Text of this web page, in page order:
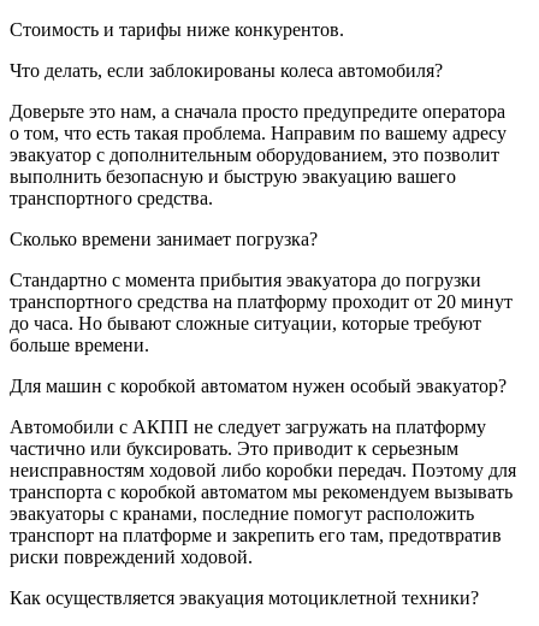
Стоимость и тарифы ниже конкурентов.
Что делать, если заблокированы колеса автомобиля?
Доверьте это нам, а сначала просто предупредите оператора
о том, что есть такая проблема. Направим по вашему адресу
эвакуатор с дополнительным оборудованием, это позволит
выполнить безопасную и быструю эвакуацию вашего
транспортного средства.
Сколько времени занимает погрузка?
Стандартно с момента прибытия эвакуатора до погрузки
транспортного средства на платформу проходит от 20 минут
до часа. Но бывают сложные ситуации, которые требуют
больше времени.
Для машин с коробкой автоматом нужен особый эвакуатор?
Автомобили с АКПП не следует загружать на платформу
частично или буксировать. Это приводит к серьезным
неисправностям ходовой либо коробки передач. Поэтому для
транспорта с коробкой автоматом мы рекомендуем вызывать
эвакуаторы с кранами, последние помогут расположить
транспорт на платформе и закрепить его там, предотвратив
риски повреждений ходовой.
Как осуществляется эвакуация мотоциклетной техники?